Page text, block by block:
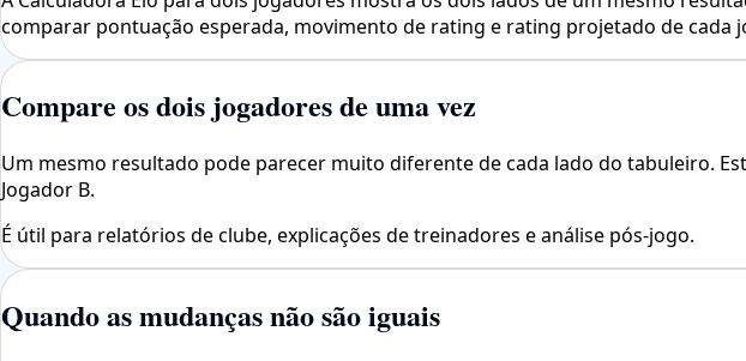
comparar pontuação esperada, movimento de rating e rating projetado de cada
Compare os dois jogadores de uma vez
Um mesmo resultado pode parecer muito diferente de cada lado do tabuleiro.
Jogador B.
É útil para relatórios de clube, explicações de treinadores e análise pós-jogo.
Quando as mudanças não são iguais